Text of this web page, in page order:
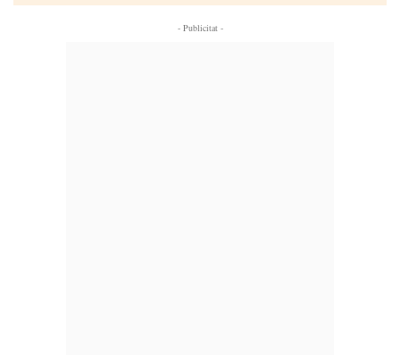
- Publicitat -